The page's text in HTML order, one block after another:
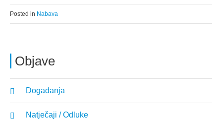
Objave
Događanja
Natječaji / Odluke
Posted in Nabava